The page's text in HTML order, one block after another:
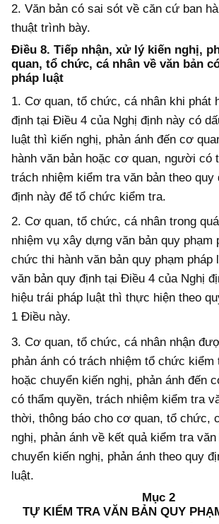
2. Văn bản có sai sót về căn cứ ban
thuật trình bày.
Điều 8. Tiếp nhận, xử lý kiến nghị,
quan, tổ chức, cá nhân về văn bản
pháp luật
1. Cơ quan, tổ chức, cá nhân khi phát
định tại Điều 4 của Nghị định này có
luật thì kiến nghị, phản ánh đến cơ
hành văn bản hoặc cơ quan, người có
trách nhiệm kiểm tra văn bản theo quy
định này để tổ chức kiểm tra.
2. Cơ quan, tổ chức, cá nhân trong
nhiệm vụ xây dựng văn bản quy phạm
chức thi hành văn bản quy phạm pháp
văn bản quy định tại Điều 4 của Nghị
hiệu trái pháp luật thì thực hiện theo
1 Điều này.
3. Cơ quan, tổ chức, cá nhân nhận
phản ánh có trách nhiệm tổ chức kiểm
hoặc chuyển kiến nghị, phản ánh đến
có thẩm quyền, trách nhiệm kiểm tra
thời, thông báo cho cơ quan, tổ chức,
nghị, phản ánh về kết quả kiểm tra
chuyển kiến nghị, phản ánh theo quy
luật.
Mục 2
TỰ KIỂM TRA VĂN BẢN QUY